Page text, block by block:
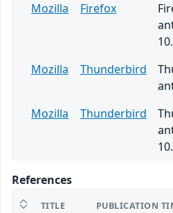
Mozilla
Firefox
Mozilla
Thunderbird
Mozilla
Thunderbird
References
TITLE PUBLICATION